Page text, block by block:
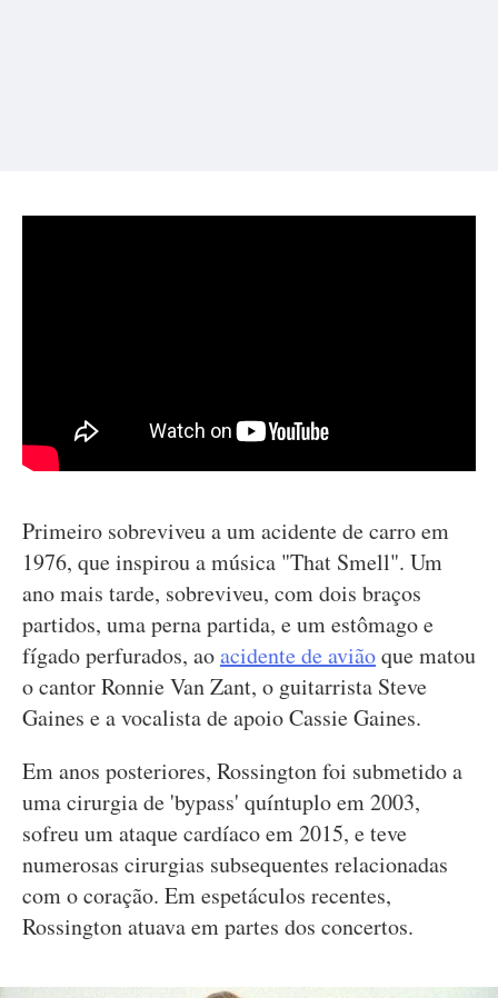
Primeiro sobreviveu a um acidente de carro em
1976, que inspirou a música "That Smell". Um
ano mais tarde, sobreviveu, com dois braços
partidos, uma perna partida, e um estômago e
fígado perfurados, aoacidente de aviãoque matou
o cantor Ronnie Van Zant, o guitarrista Steve
Gaines e a vocalista de apoio Cassie Gaines.
Em anos posteriores, Rossington foi submetido a
uma cirurgia de 'bypass' quíntuplo em 2003,
sofreu um ataque cardíaco em 2015, e teve
numerosas cirurgias subsequentes relacionadas
com o coração. Em espetáculos recentes,
Rossington atuava em partes dos concertos.